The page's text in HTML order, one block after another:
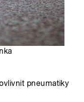
pneumatiky